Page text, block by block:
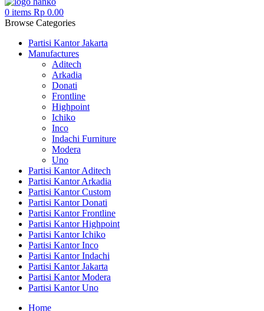
0 items Rp 0.00
Browse Categories
Partisi Kantor Jakarta
Manufactures
Aditech
Arkadia
Donati
Frontline
Highpoint
Ichiko
Inco
Indachi Furniture
Modera
Uno
Partisi Kantor Aditech
Partisi Kantor Arkadia
Partisi Kantor Custom
Partisi Kantor Donati
Partisi Kantor Frontline
Partisi Kantor Highpoint
Partisi Kantor Ichiko
Partisi Kantor Inco
Partisi Kantor Indachi
Partisi Kantor Jakarta
Partisi Kantor Modera
Partisi Kantor Uno
Home